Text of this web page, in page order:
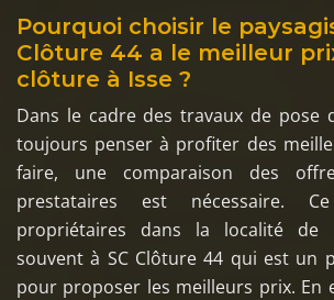
Pourquoi choisir le
Clôture 44 a le meilleur
clôture à Isse ?
Dans le cadre des travaux de pose
toujours penser à profiter des
faire, une comparaison des
prestataires est nécessaire.
propriétaires dans la localité de
souvent à SC Clôture 44 qui est un
pour proposer les meilleurs prix. En